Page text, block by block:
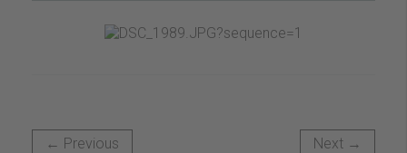
← Previous Next →